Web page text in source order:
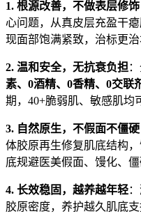
1. 根源改善，不做表层修饰
心问题，从真皮层充盈干
现面部饱满紧致，治标更治
2. 温和安全，无抗衰负担
素、0酒精、0香精、0交联
期，40+脆弱肌、敏感肌均
3. 自然原生，不假面不僵硬
体胶原再生修复肌底结构
底规避医美假面、馒化、僵
4. 长效稳固，越养越年轻
胶原密度，养护越久肌底